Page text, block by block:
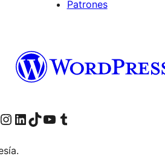
Patrones
Mastodon
de Threads
página de Facebook
Visita nuestra cuenta de Instagram
Visita nuestra cuenta de LinkedIn
Visita nuestra cuenta de TikTok
Visita nuestro canal de YouTube
Visita nuestra cuenta de Tumblr